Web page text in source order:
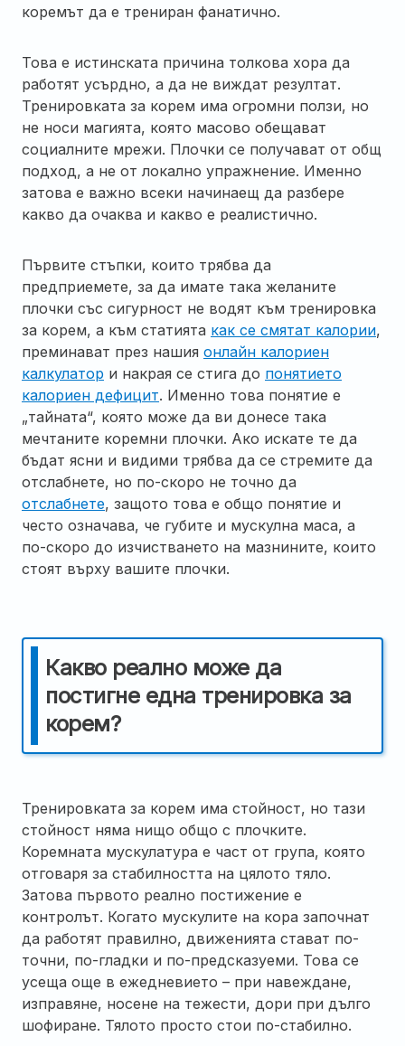
коремът да е трениран фанатично.
Това е истинската причина толкова хора да
работят усърдно, а да не виждат резултат.
Тренировката за корем има огромни ползи, но
не носи магията, която масово обещават
социалните мрежи. Плочки се получават от общ
подход, а не от локално упражнение. Именно
затова е важно всеки начинаещ да разбере
какво да очаква и какво е реалистично.
Първите стъпки, които трябва да
предприемете, за да имате така желаните
плочки със сигурност не водят към тренировка
за корем, а към статията как се смятат калории,
преминават през нашия онлайн калориен
калкулатор и накрая се стига до понятието
калориен дефицит. Именно това понятие е
„тайната“, която може да ви донесе така
мечтаните коремни плочки. Ако искате те да
бъдат ясни и видими трябва да се стремите да
отслабнете, но по-скоро не точно да
отслабнете, защото това е общо понятие и
често означава, че губите и мускулна маса, а
по-скоро до изчистването на мазнините, които
стоят върху вашите плочки.
Какво реално може да
постигне една тренировка за
корем?
Тренировката за корем има стойност, но тази
стойност няма нищо общо с плочките.
Коремната мускулатура е част от група, която
отговаря за стабилността на цялото тяло.
Затова първото реално постижение е
контролът. Когато мускулите на кора започнат
да работят правилно, движенията стават по-
точни, по-гладки и по-предсказуеми. Това се
усеща още в ежедневието – при навеждане,
изправяне, носене на тежести, дори при дълго
шофиране. Тялото просто стои по-стабилно.